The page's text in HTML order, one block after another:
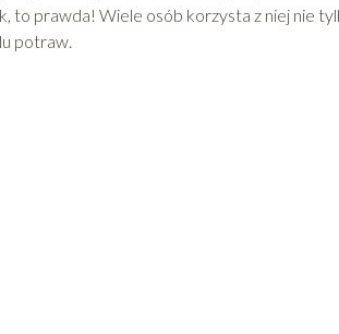
to prawda! Wiele osób korzysta z niej nie
potraw.